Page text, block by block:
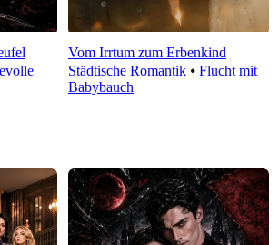
Vom Irrtum zum Erbenkind
Städtische Romantik⦁ Flucht mit
Babybauch